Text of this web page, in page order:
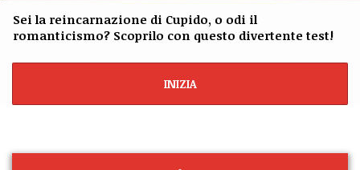
Sei la reincarnazione di Cupido, o odi il
romanticismo? Scoprilo con questo divertente test!
INIZIA